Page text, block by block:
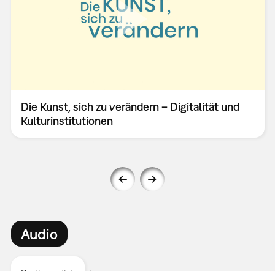
Die Kunst, sich zu verändern – Digitalität und
Kulturinstitutionen
Audio